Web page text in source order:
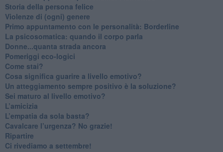
​Storia della persona felice
Violenze di (ogni) genere
​Primo appuntamento con le personalità: Borderline
La psicosomatica: quando il corpo parla
Donne...quanta strada ancora
​Pomeriggi eco-logici
​Come stai?
Cosa significa guarire a livello emotivo?
​Un atteggiamento sempre positivo è la soluzione?
​Sei maturo al livello emotivo?
​L’amicizia
​L’empatia da sola basta?
​Cavalcare l’urgenza? No grazie!
Ripartire
​Ci rivediamo a settembre!